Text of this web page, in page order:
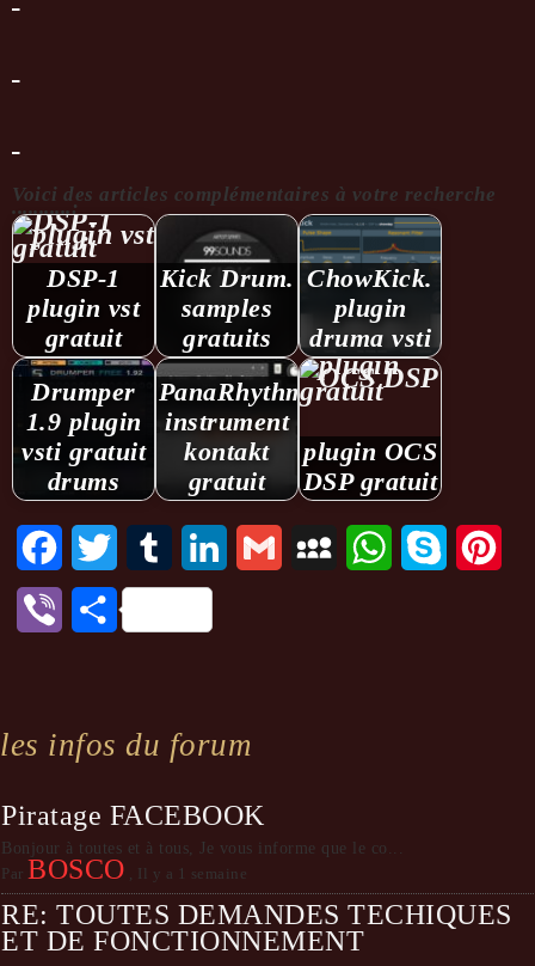
Voici des articles complémentaires à votre recherche
...........:
DSP-1
plugin vst
gratuit
Kick Drum.
samples
gratuits
ChowKick.
plugin
druma vsti
Drumper
1.9 plugin
vsti gratuit
drums
PanaRhythm.
instrument
kontakt
gratuit
plugin OCS
DSP gratuit
FacebookTwitter Tumblr LinkedInGmail MySpaceWhatsAppSkype
Viber Partager
les infos du forum
Piratage FACEBOOK
Bonjour à toutes et à tous, Je vous informe que le co...
Par BOSCO , Il y a 1 semaine
RE: TOUTES DEMANDES TECHIQUES
ET DE FONCTIONNEMENT